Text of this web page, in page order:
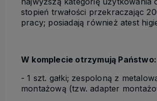
stopień trwałości przekraczając
pracy; posiadają również atest
W komplecie otrzymują Państwo:
- 1 szt. gałki; zespoloną z
montażową (tzw. adapter